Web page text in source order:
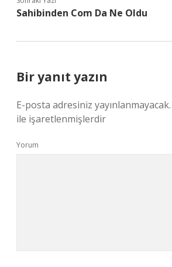
Sahibinden Com Da Ne Oldu
Bir yanıt yazın
E-posta adresiniz yayınlanmayacak.
ile işaretlenmişlerdir
Yorum